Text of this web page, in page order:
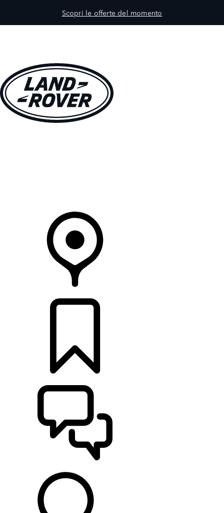
Scopri le offerte del momento